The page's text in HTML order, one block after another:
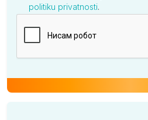
politiku privatnosti.